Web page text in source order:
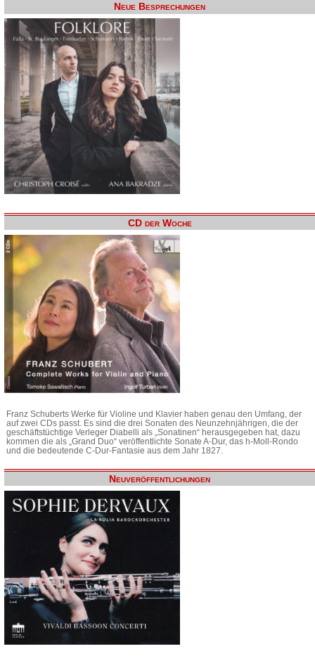
Neue Besprechungen
CD der Woche
Franz Schuberts Werke für Violine und Klavier haben genau den Umfang, der
auf zwei CDs passt. Es sind die drei Sonaten des Neunzehnjährigen, die der
geschäftstüchtige Verleger Diabelli als „Sonatinen“ herausgegeben hat, dazu
kommen die als „Grand Duo“ veröffentlichte Sonate A-Dur, das h-Moll-Rondo
und die bedeutende C-Dur-Fantasie aus dem Jahr 1827.
Neuveröffentlichungen